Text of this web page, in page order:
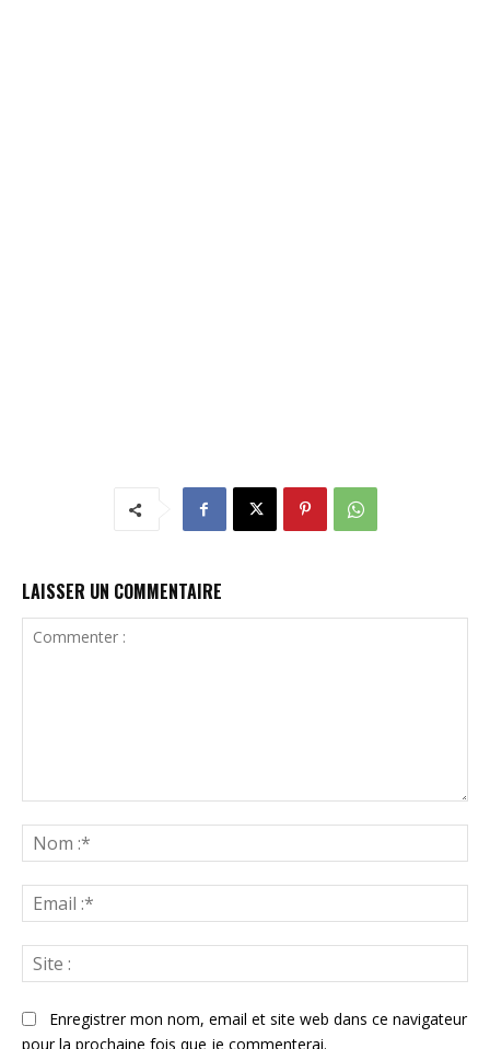
LAISSER UN COMMENTAIRE
:*
:*
:
Enregistrer mon nom, email et site web dans ce navigateur
pour la prochaine fois que je commenterai.